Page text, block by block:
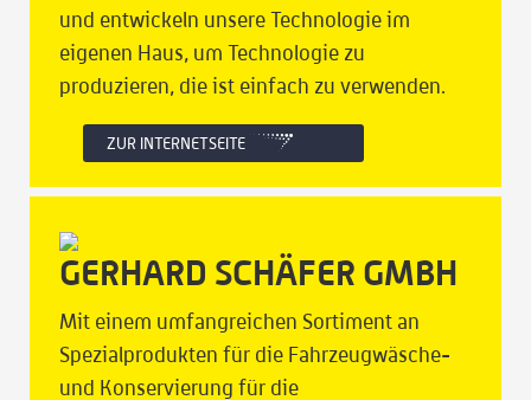
und entwickeln unsere Technologie im
eigenen Haus, um Technologie zu
produzieren, die ist einfach zu verwenden.
ZUR INTERNETSEITE
GERHARD SCHÄFER GMBH
Mit einem umfangreichen Sortiment an
Spezialprodukten für die Fahrzeugwäsche-
und Konservierung für die